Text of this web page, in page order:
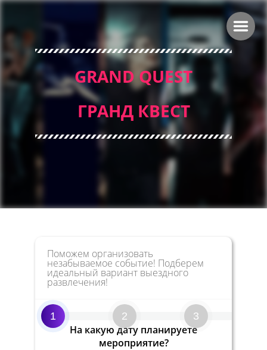
GRAND QUEST
ГРАНД КВЕСТ
Поможем организовать
незабываемое событие! Подберем
идеальный вариант выездного
развлечения!
1 2 3
На какую дату планируете
мероприятие?